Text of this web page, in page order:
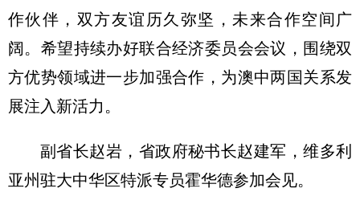
作伙伴，双方友谊历久弥坚，未来合作空间广
阔。希望持续办好联合经济委员会会议，围绕双
方优势领域进一步加强合作，为澳中两国关系发
展注入新活力。
副省长赵岩，省政府秘书长赵建军，维多利
亚州驻大中华区特派专员霍华德参加会见。